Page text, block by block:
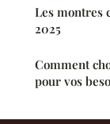
Les montres
2025
Comment
pour vos